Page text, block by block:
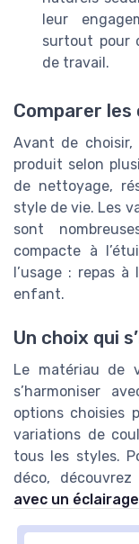
leur
surtout pour
de travail.
Comparer les
Avant de
produit selon
de nettoyage,
style de vie. Les
sont
compacte à
l’usage : repas
enfant.
Un choix qui
Le matériau de
s’harmoniser
options choisies
variations de
tous les styles.
déco, découvrez
avec un